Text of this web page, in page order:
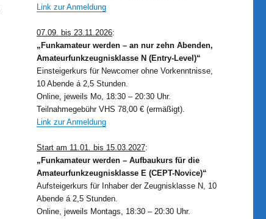
Link zur Anmeldung
07.09. bis 23.11.2026:
„Funkamateur werden – an nur zehn Abenden,
Amateurfunkzeugnisklasse N (Entry-Level)“
Einsteigerkurs für Newcomer ohne Vorkenntnisse,
10 Abende á 2,5 Stunden.
Online, jeweils Mo, 18:30 – 20:30 Uhr.
Teilnahmegebühr VHS 78,00 € (ermäßigt).
Link zur Anmeldung
Start am 11.01. bis 15.03.2027:
„Funkamateur werden – Aufbaukurs für die
Amateurfunkzeugnisklasse E (CEPT-Novice)“
Aufsteigerkurs für Inhaber der Zeugnisklasse N, 10
Abende á 2,5 Stunden.
Online, jeweils Montags, 18:30 – 20:30 Uhr.